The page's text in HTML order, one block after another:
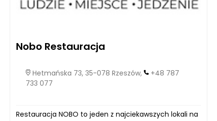
Nobo Restauracja
Hetmańska 73, 35-078 Rzeszów,
+48 787
733 077
Restauracja NOBO to jeden z najciekawszych lokali na